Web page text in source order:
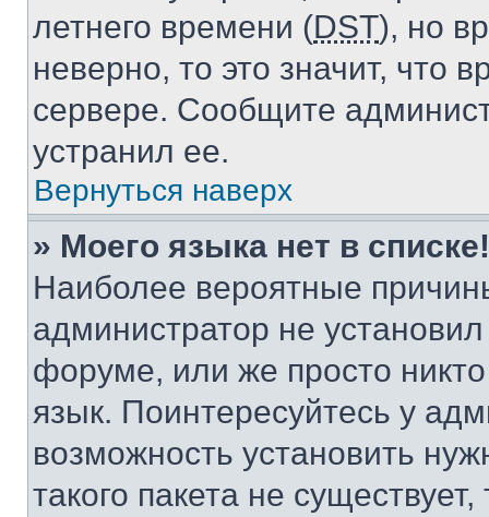
летнего времени (DST), но
неверно, то это значит, что
сервере. Сообщите
устранил ее.
Вернуться наверх
» Моего языка нет в списке!
Наиболее вероятные
администратор не
форуме, или же просто
язык. Поинтересуйтесь у
возможность установить
такого пакета не